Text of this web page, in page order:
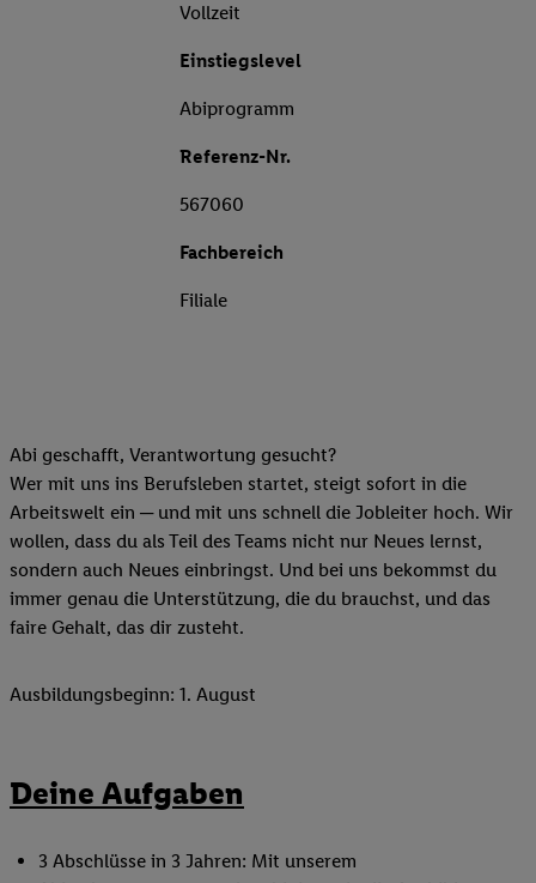
Vollzeit
Einstiegslevel
Abiprogramm
Referenz-Nr.
567060
Fachbereich
Filiale
Abi geschafft, Verantwortung gesucht?
Wer mit uns ins Berufsleben startet, steigt sofort in die
Arbeitswelt ein ─ und mit uns schnell die Jobleiter hoch. Wir
wollen, dass du als Teil des Teams nicht nur Neues lernst,
sondern auch Neues einbringst. Und bei uns bekommst du
immer genau die Unterstützung, die du brauchst, und das
faire Gehalt, das dir zusteht.
Ausbildungsbeginn: 1. August
Deine Aufgaben
3 Abschlüsse in 3 Jahren: Mit unserem